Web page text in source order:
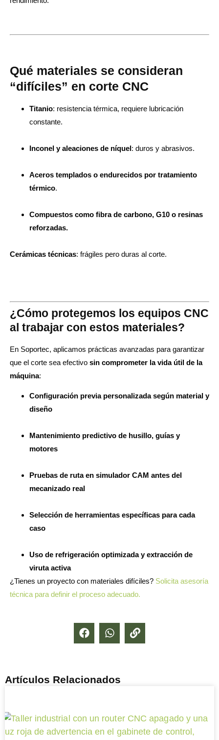
Qué materiales se consideran
“difíciles” en corte CNC
Titanio: resistencia térmica, requiere lubricación
constante.
Inconel y aleaciones de níquel: duros y abrasivos.
Aceros templados o endurecidos por tratamiento
térmico.
Compuestos como fibra de carbono, G10 o resinas
reforzadas.
Cerámicas técnicas: frágiles pero duras al corte.
¿Cómo protegemos los equipos CNC
al trabajar con estos materiales?
En Soportec, aplicamos prácticas avanzadas para garantizar
que el corte sea efectivo sin comprometer la vida útil de la
máquina:
Configuración previa personalizada según material y
diseño
Mantenimiento predictivo de husillo, guías y
motores
Pruebas de ruta en simulador CAM antes del
mecanizado real
Selección de herramientas específicas para cada
caso
Uso de refrigeración optimizada y extracción de
viruta activa
¿Tienes un proyecto con materiales difíciles? Solicita asesoría
técnica para definir el proceso adecuado.
Artículos Relacionados